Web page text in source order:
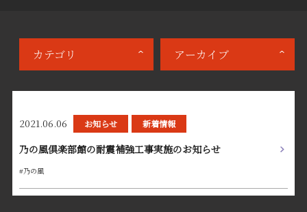
カテゴリ アーカイブ
2021.06.06 お知らせ 新着情報
乃の風倶楽部館の耐震補強工事実施のお知らせ
#乃の風